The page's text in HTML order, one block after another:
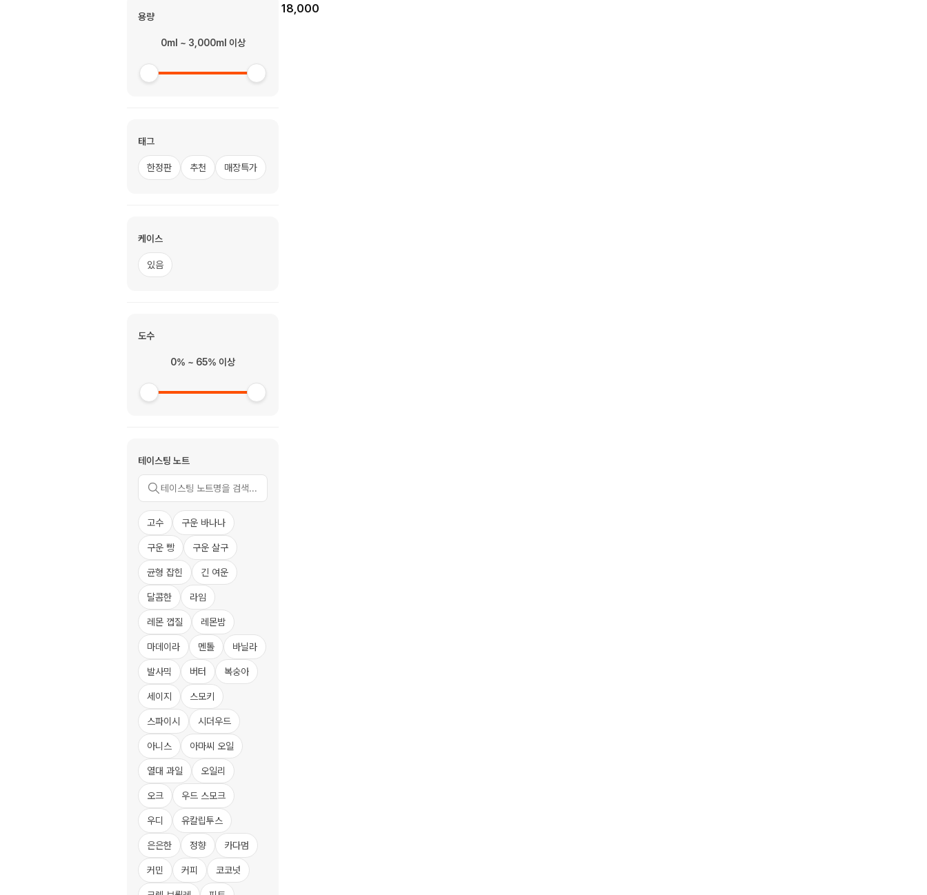
용량
0ml ~ 3,000ml 이상
태그
한정판 추천 매장특가
케이스
있음
도수
0% ~ 65% 이상
테이스팅 노트
고수 구운 바나나
구운 빵 구운 살구
균형 잡힌 긴 여운
달콤한 라임
레몬 껍질 레몬밤
마데이라 멘톨 바닐라
발사믹 버터 복숭아
세이지 스모키
스파이시 시더우드
아니스 아마씨 오일
열대 과일 오일리
오크 우드 스모크
우디 유칼립투스
은은한 정향 카다멈
커민 커피 코코넛
18,000